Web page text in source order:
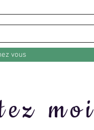
vous
moi